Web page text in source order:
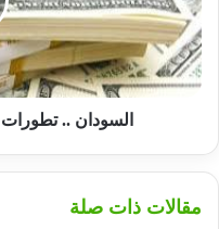
أسعار
العملات
الأجنية
السودان .. تطورات
مقالات ذات صلة